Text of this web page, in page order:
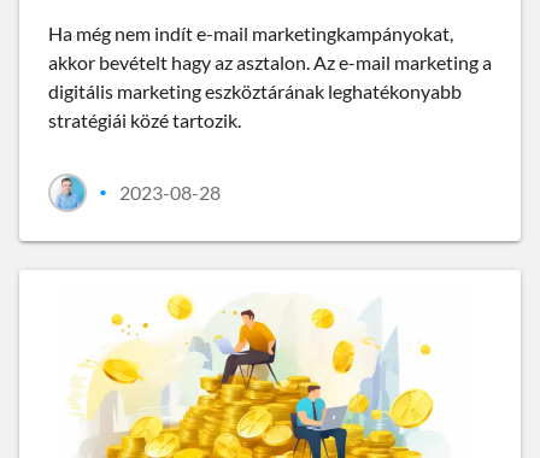
Ha még nem indít e-mail marketingkampányokat,
akkor bevételt hagy az asztalon. Az e-mail marketing a
digitális marketing eszköztárának leghatékonyabb
stratégiái közé tartozik.
• 2023-08-28